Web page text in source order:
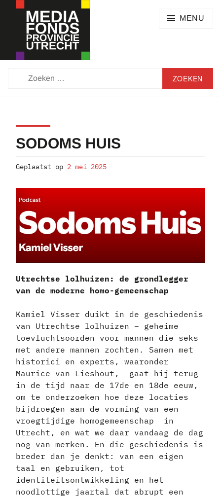
content
MENU
SODOMS HUIS
Geplaatst op 2 mei 2025
Utrechtse lolhuizen: de grondlegger
van de moderne homo-gemeenschap
Kamiel Visser duikt in de geschiedenis
van Utrechtse lolhuizen – geheime
toevluchtsoorden voor mannen die seks
met andere mannen zochten. Samen met
historici en experts, waaronder
Maurice van Lieshout, gaat hij terug
in de tijd naar de 17de en 18de eeuw,
om te onderzoeken hoe deze locaties
bijdroegen aan de vorming van een
vroegtijdige homogemeenschap in
Utrecht, en wat we daar vandaag de dag
nog van merken. En die geschiedenis is
breder dan je denkt: van een eigen
taal en gebruiken, tot
identiteitsontwikkeling en het
noodlottige jaartal dat abrupt een